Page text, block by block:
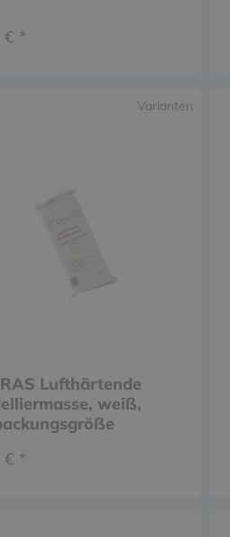
€ *
Varianten
Lufthärtende
weiß,
€ *